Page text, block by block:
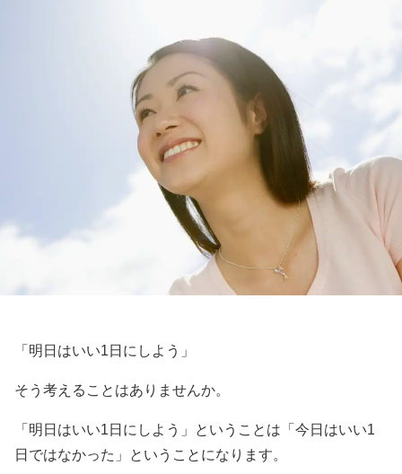
「明日はいい1日にしよう」
そう考えることはありませんか。
「明日はいい1日にしよう」ということは「今日はいい1
日ではなかった」ということになります。